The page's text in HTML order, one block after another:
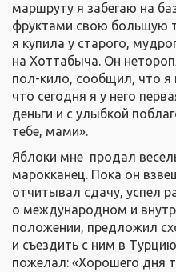
маршруту я забегаю на
фруктами свою большую
я купила у старого,
на Хоттабыча. Он
пол-кило, сообщил, что я
что сегодня я у него
деньги и с улыбкой
тебе, мами».
Яблоки мне продал
марокканец. Пока он
отчитывал сдачу, успел
о международном и
положении, предложил
и съездить с ним в
пожелал: «Хорошего дня